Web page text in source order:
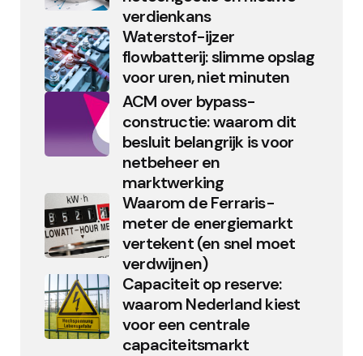
verdienkans
Waterstof-ijzer
flowbatterij: slimme opslag
voor uren, niet minuten
ACM over bypass-
constructie: waarom dit
besluit belangrijk is voor
netbeheer en
marktwerking
Waarom de Ferraris-
meter de energiemarkt
vertekent (en snel moet
verdwijnen)
Capaciteit op reserve:
waarom Nederland kiest
voor een centrale
capaciteitsmarkt